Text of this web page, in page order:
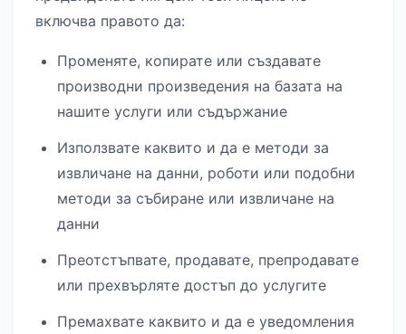
включва правото да:
Променяте, копирате или създавате
производни произведения на базата на
нашите услуги или съдържание
Използвате каквито и да е методи за
извличане на данни, роботи или подобни
методи за събиране или извличане на
данни
Преотстъпвате, продавате, препродавате
или прехвърляте достъп до услугите
Премахвате каквито и да е уведомления